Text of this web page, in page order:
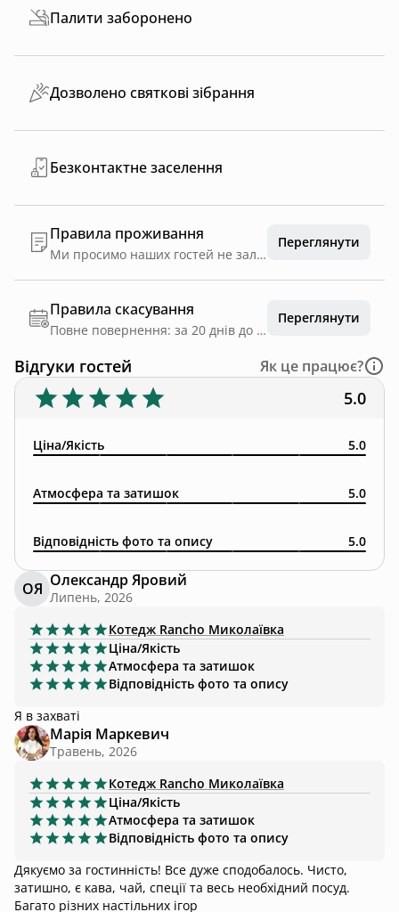
Палити заборонено
Дозволено святкові зібрання
Безконтактне заселення
Правила проживання
Ми просимо наших гостей не залишати брудний посуд Не палити в будинку і не кидати недопалки на території При перебуванні гостей більше узгодженої кількості депозит не повертається
Переглянути
Правила скасування
Повне повернення: за 20 днів до дати заїзду
Переглянути
Відгуки гостей Як це працює?
5.0
Ціна/Якість 5.0
Атмосфера та затишок 5.0
Відповідність фото та опису 5.0
ОЯ Олександр Яровий
Липень, 2026
Котедж Rancho Миколаївка
Ціна/Якість
Атмосфера та затишок
Відповідність фото та опису
Я в захваті
Марія Маркевич
Травень, 2026
Котедж Rancho Миколаївка
Ціна/Якість
Атмосфера та затишок
Відповідність фото та опису
Дякуємо за гостинність! Все дуже сподобалось. Чисто,
затишно, є кава, чай, спеції та весь необхідний посуд.
Багато різних настільних ігор